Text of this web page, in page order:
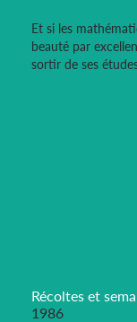
Et si les
beauté par
sortir de ses
Récoltes et
1986